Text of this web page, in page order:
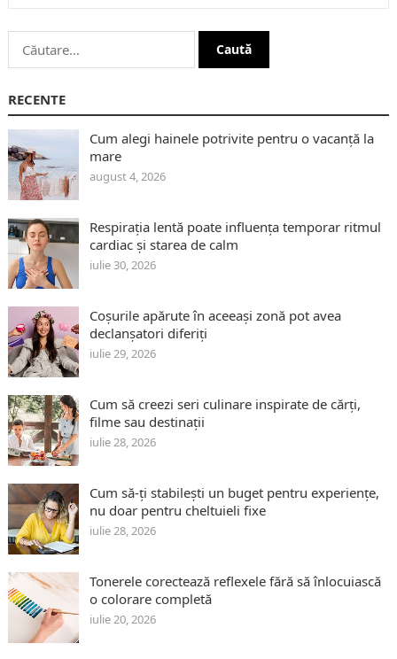
Caută
după:
RECENTE
Cum alegi hainele potrivite pentru o vacanță la
mare
august 4, 2026
Respirația lentă poate influența temporar ritmul
cardiac și starea de calm
iulie 30, 2026
Coșurile apărute în aceeași zonă pot avea
declanșatori diferiți
iulie 29, 2026
Cum să creezi seri culinare inspirate de cărți,
filme sau destinații
iulie 28, 2026
Cum să-ți stabilești un buget pentru experiențe,
nu doar pentru cheltuieli fixe
iulie 28, 2026
Tonerele corectează reflexele fără să înlocuiască
o colorare completă
iulie 20, 2026